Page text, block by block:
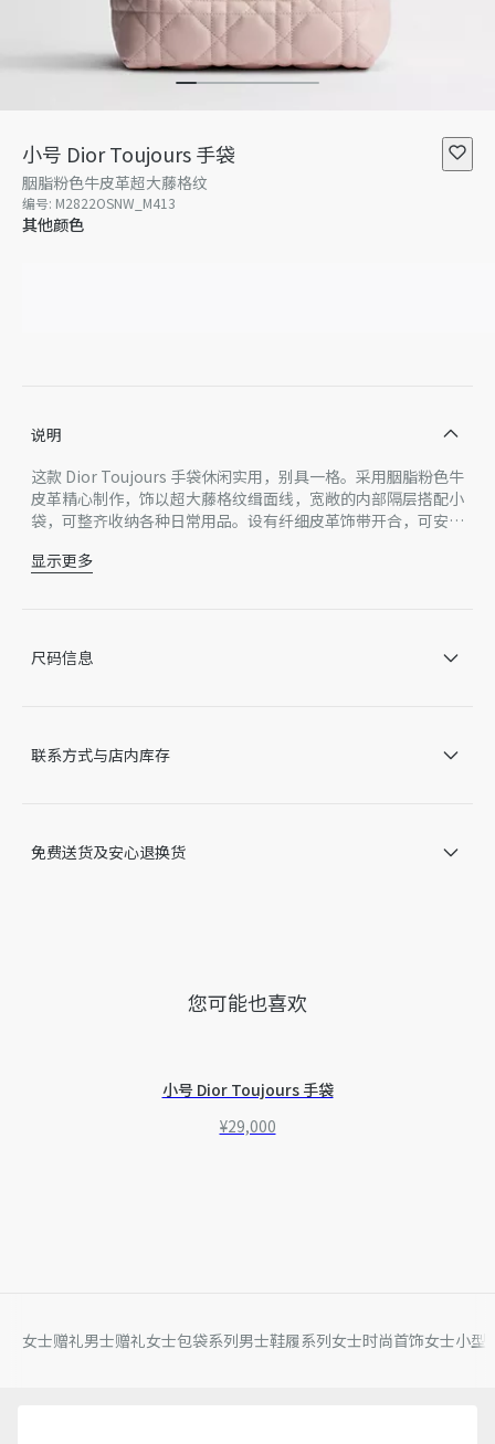
小号 Dior Toujours 手袋
胭脂粉色牛皮革超大藤格纹
编号: M2822OSNW_M413
其他颜色
说明
这款 Dior Toujours 手袋休闲实用，别具一格。采用胭脂粉色牛
皮革精心制作，饰以超大藤格纹缉面线，宽敞的内部隔层搭配小
袋，可整齐收纳各种日常用品。设有纤细皮革饰带开合，可安全
侧，彰显廓形。小号款式，皮革顶部手柄带有可调节细节，可轻
主体：牛皮革
Lock 扣环
浅金色饰面金属 D.I.O.R. 吊饰
意大利制造
关问题，请致电迪奥客服中心。
显示更多
尺码信息
联系方式与店内库存
免费送货及安心退换货
您可能也喜欢
小号 Dior Toujours 手袋
¥29,000
女士赠礼男士赠礼女士包袋系列男士鞋履系列女士时尚首饰女士小型